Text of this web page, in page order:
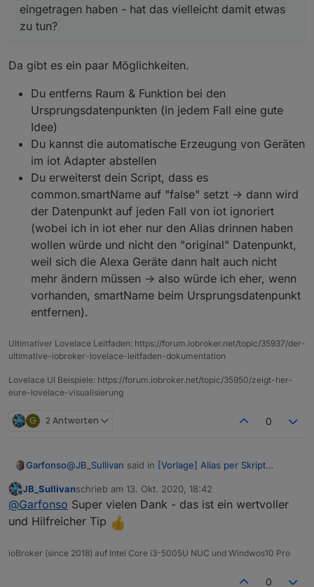
eingetragen haben - hat das vielleicht damit etwas
zu tun?
Da gibt es ein paar Möglichkeiten.
Du entferns Raum & Funktion bei den
Ursprungsdatenpunkten (in jedem Fall eine gute
Idee)
Du kannst die automatische Erzeugung von Geräten
im iot Adapter abstellen
Du erweiterst dein Script, dass es
common.smartName auf "false" setzt -> dann wird
der Datenpunkt auf jeden Fall von iot ignoriert
(wobei ich in iot eher nur den Alias drinnen haben
wollen würde und nicht den "original" Datenpunkt,
weil sich die Alexa Geräte dann halt auch nicht
mehr ändern müssen -> also würde ich eher, wenn
vorhanden, smartName beim Ursprungsdatenpunkt
entfernen).
Ultimativer Lovelace Leitfaden: https://forum.iobroker.net/topic/35937/der-
ultimative-iobroker-lovelace-leitfaden-dokumentation
Lovelace UI Beispiele: https://forum.iobroker.net/topic/35950/zeigt-her-
eure-lovelace-visualisierung
G 2 Antworten 0
Garfonso@JB_Sullivan said in [Vorlage] Alias per Skript
Ich habe heute durch Zufall eine eher
unschöne Entdeckung gemacht. Ich bin immer
noch dabei meine Datenpunkte zu "veraliasen".
Ich habe auch den Alexa Adapter 2.x laufen -
Alexa App - HORROR - 250 neue Geräte - Ihr
Da gibt es ein paar Möglichkeiten.
Du entferns Raum & Funktion bei den
Offline
JB_Sullivanschrieb am 13. Okt. 2020, 18:42
zuletzt editiert von
@Garfonso Super vielen Dank - das ist ein wertvoller
und Hilfreicher Tip
ioBroker (since 2018) auf Intel Core i3-5005U NUC und Windwos10 Pro
0